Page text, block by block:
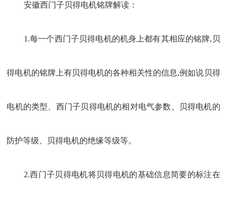
安徽西门子 贝得电机铭牌解读：
1.每一个西门子 贝得电机的机身上都有其相应的铭牌,贝
得电机的铭牌上有贝得电机的各种相关性的信息,例如说贝得
电机的类型、 西门子 贝得电机的相对电气参数、贝得电机的
防护等级、贝得电机的绝缘等级等。
2.西门子 贝得电机将贝得电机的基础信息简要的标注在